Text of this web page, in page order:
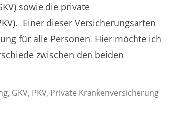
sowie die private
Einer dieser Versicherungsarten
für alle Personen. Hier möchte ich
zwischen den beiden
, GKV, PKV, Private Krankenversicherung